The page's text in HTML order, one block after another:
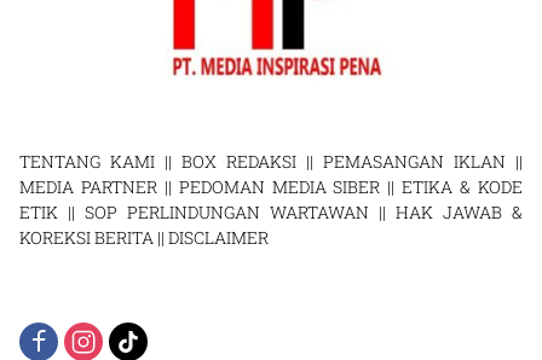
TENTANG KAMI || BOX REDAKSI || PEMASANGAN IKLAN ||
MEDIA PARTNER|| PEDOMAN MEDIA SIBER ||ETIKA & KODE
ETIK || SOP PERLINDUNGAN WARTAWAN || HAK JAWAB &
KOREKSI BERITA || DISCLAIMER